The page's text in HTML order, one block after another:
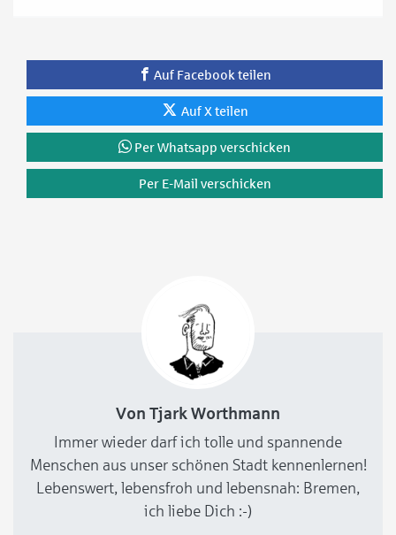
Auf Facebook teilen
Auf X teilen
Per Whatsapp verschicken
Per E-Mail verschicken
Von Tjark Worthmann
Immer wieder darf ich tolle und spannende
Menschen aus unser schönen Stadt kennenlernen!
Lebenswert, lebensfroh und lebensnah: Bremen,
ich liebe Dich :-)